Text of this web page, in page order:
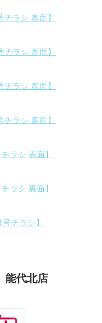
ラシ 表面】
ラシ 裏面】
ラシ 表面】
ラシ 裏面】
ラシ 表面】
ラシ 裏面】
チラシ】
能代北店